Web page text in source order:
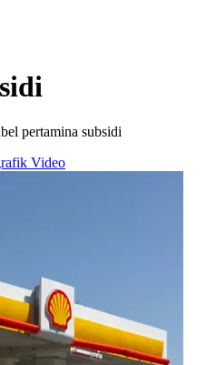
pertamina subsidi
Video